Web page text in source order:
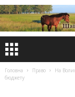
Головна Право
На
бюджету